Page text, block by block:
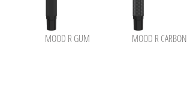
MOOD R GUM MOOD R CARBON